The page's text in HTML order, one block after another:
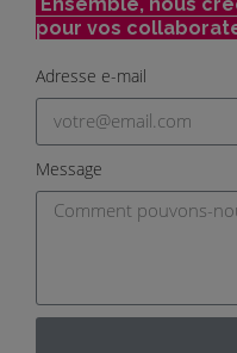
pour vos
Adresse e-mail
Message